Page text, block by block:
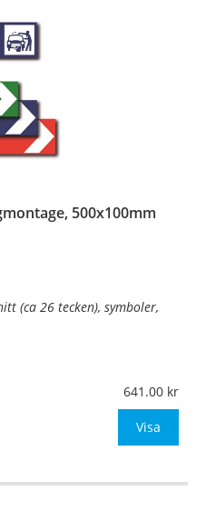
500x100mm
(ca 26 tecken), symboler,
(väggmontage)
mått upp till 0,05m²)
641.00
Visa